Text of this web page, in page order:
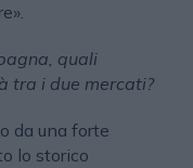
quali
tra i due mercati?
da una forte
lo storico